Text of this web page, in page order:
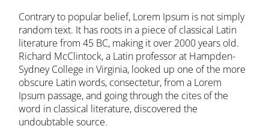
Contrary to popular belief, Lorem Ipsum is not simply
random text. It has roots in a piece of classical Latin
literature from 45 BC, making it over 2000 years old.
Richard McClintock, a Latin professor at Hampden-
Sydney College in Virginia, looked up one of the more
obscure Latin words, consectetur, from a Lorem
Ipsum passage, and going through the cites of the
word in classical literature, discovered the
undoubtable source.